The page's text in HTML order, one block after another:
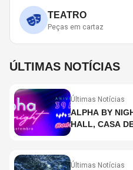
TEATRO
Peças em cartaz
ÚLTIMAS NOTÍCIAS
Últimas Notícias
ALPHA BY
HALL, CASA
Últimas Notícias